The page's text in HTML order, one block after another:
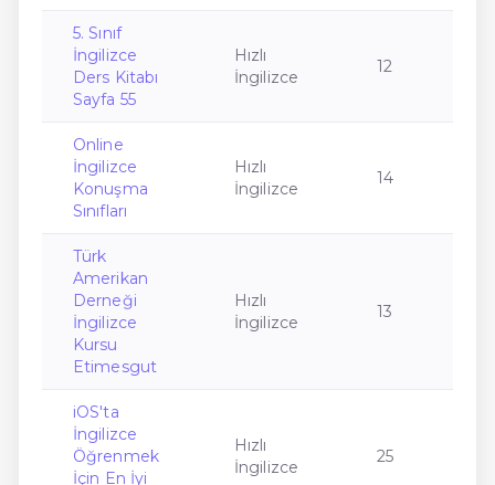
5. Sınıf
İngilizce
Ders Kitabı
Sayfa 55
Hızlı
İngilizce
12
Online
İngilizce
Konuşma
Sınıfları
Hızlı
İngilizce
14
Türk
Amerikan
Derneği
İngilizce
Kursu
Etimesgut
Hızlı
İngilizce
13
iOS'ta
İngilizce
Öğrenmek
İçin En İyi
Hızlı
İngilizce
25